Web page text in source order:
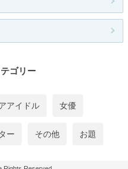
ゴリー
アイドル 女優
ー その他 お題